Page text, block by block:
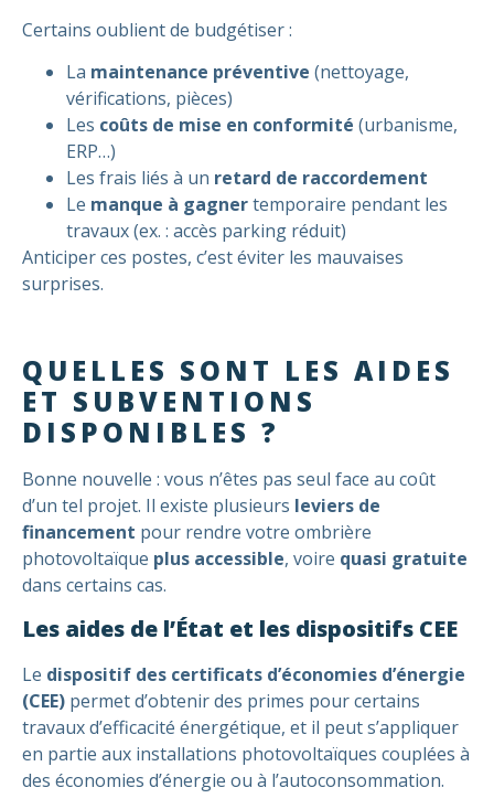
Certains oublient de budgétiser :
La maintenance préventive (nettoyage,
vérifications, pièces)
Les coûts de mise en conformité (urbanisme,
ERP…)
Les frais liés à un retard de raccordement
Le manque à gagnertemporaire pendant les
travaux (ex. : accès parking réduit)
Anticiper ces postes, c’est éviter les mauvaises
surprises.
QUELLES SONT LES AIDES
ET SUBVENTIONS
DISPONIBLES ?
Bonne nouvelle : vous n’êtes pas seul face au coût
d’un tel projet. Il existe plusieurs leviers de
financement pour rendre votre ombrière
photovoltaïque plus accessible, voire quasi gratuite
dans certains cas.
Les aides de l’État et les dispositifs CEE
Le dispositif des certificats d’économies d’énergie
(CEE) permet d’obtenir des primes pour certains
travaux d’efficacité énergétique, et il peut s’appliquer
en partie aux installations photovoltaïques couplées à
des économies d’énergie ou à l’autoconsommation.